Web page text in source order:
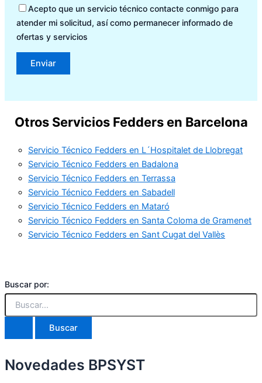
Acepto que un servicio técnico contacte conmigo para
atender mi solicitud, así como permanecer informado de
ofertas y servicios
Otros Servicios Fedders en Barcelona
Servicio Técnico Fedders en L´Hospitalet de Llobregat
Servicio Técnico Fedders en Badalona
Servicio Técnico Fedders en Terrassa
Servicio Técnico Fedders en Sabadell
Servicio Técnico Fedders en Mataró
Servicio Técnico Fedders en Santa Coloma de Gramenet
Servicio Técnico Fedders en Sant Cugat del Vallès
Buscar por:
Novedades BPSYST